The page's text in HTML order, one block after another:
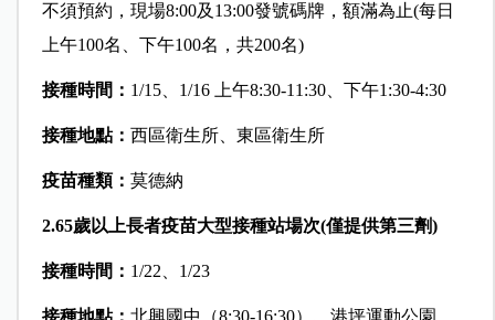
不須預約，現場8:00及13:00發號碼牌，額滿為止(每日
上午100名、下午100名，共200名)
接種時間： 1/15、1/16 上午8:30-11:30、下午1:30-4:30
接種地點： 西區衛生所、東區衛生所
疫苗種類： 莫德納
2.65歲以上長者疫苗大型接種站場次(僅提供第三劑)
接種時間： 1/22、1/23
接種地點： 北興國中（8:30-16:30）、港坪運動公園